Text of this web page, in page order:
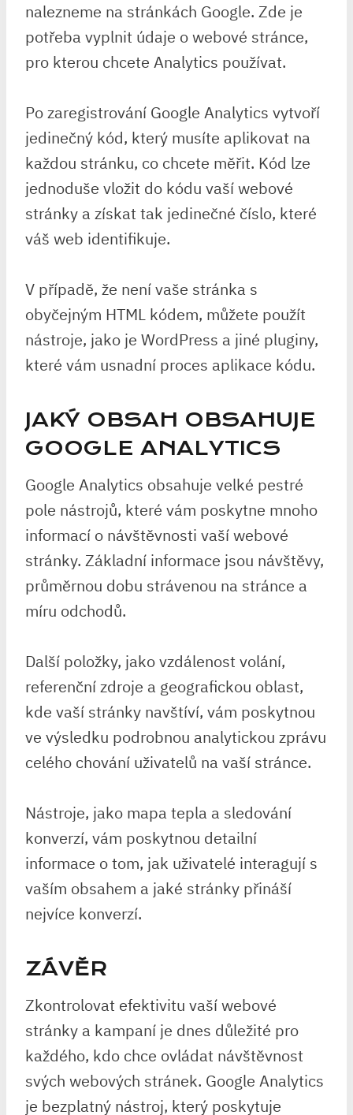
nalezneme na stránkách Google. Zde je
potřeba vyplnit údaje o webové stránce,
pro kterou chcete Analytics používat.
Po zaregistrování Google Analytics vytvoří
jedinečný kód, který musíte aplikovat na
každou stránku, co chcete měřit. Kód lze
jednoduše vložit do kódu vaší webové
stránky a získat tak jedinečné číslo, které
váš web identifikuje.
V případě, že není vaše stránka s
obyčejným HTML kódem, můžete použít
nástroje, jako je WordPress a jiné pluginy,
které vám usnadní proces aplikace kódu.
JAKÝ OBSAH OBSAHUJE
GOOGLE ANALYTICS
Google Analytics obsahuje velké pestré
pole nástrojů, které vám poskytne mnoho
informací o návštěvnosti vaší webové
stránky. Základní informace jsou návštěvy,
průměrnou dobu strávenou na stránce a
míru odchodů.
Další položky, jako vzdálenost volání,
referenční zdroje a geografickou oblast,
kde vaší stránky navštíví, vám poskytnou
ve výsledku podrobnou analytickou zprávu
celého chování uživatelů na vaší stránce.
Nástroje, jako mapa tepla a sledování
konverzí, vám poskytnou detailní
informace o tom, jak uživatelé interagují s
vaším obsahem a jaké stránky přináší
nejvíce konverzí.
ZÁVĚR
Zkontrolovat efektivitu vaší webové
stránky a kampaní je dnes důležité pro
každého, kdo chce ovládat návštěvnost
svých webových stránek. Google Analytics
je bezplatný nástroj, který poskytuje